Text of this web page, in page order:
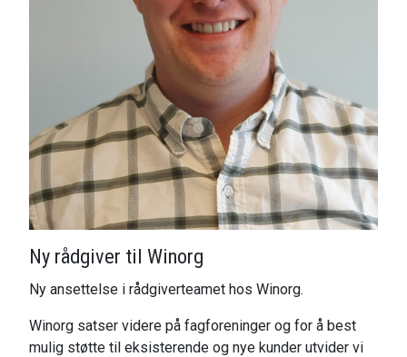
Ny rådgiver til Winorg
Ny ansettelse i rådgiverteamet hos Winorg.
Winorg satser videre på fagforeninger og for å best
mulig støtte til eksisterende og nye kunder utvider vi